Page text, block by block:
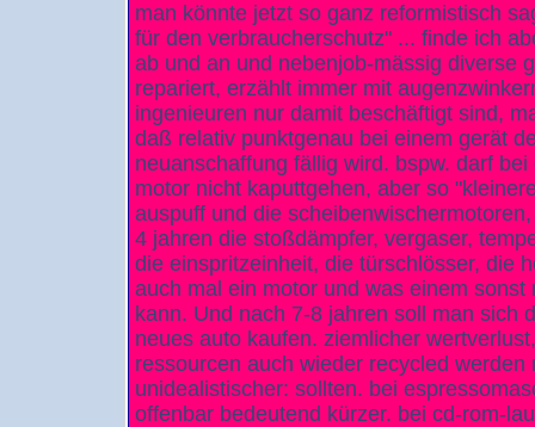
man könnte jetzt so ganz reformistisch
für den verbraucherschutz" ... finde ich
ab und an und nebenjob-mässig diverse
repariert, erzählt immer mit
ingenieuren nur damit beschäftigt sind,
daß relativ punktgenau bei einem gerät
neuanschaffung fällig wird. bspw. darf
motor nicht kaputtgehen, aber so
auspuff und die
4 jahren die stoßdämpfer, vergaser,
die einspritzeinheit, die türschlösser, die
auch mal ein motor und was einem
kann. Und nach 7-8 jahren soll man sich
neues auto kaufen. ziemlicher
ressourcen auch wieder recycled werden
unidealistischer: sollten. bei
offenbar bedeutend kürzer. bei cd-rom-